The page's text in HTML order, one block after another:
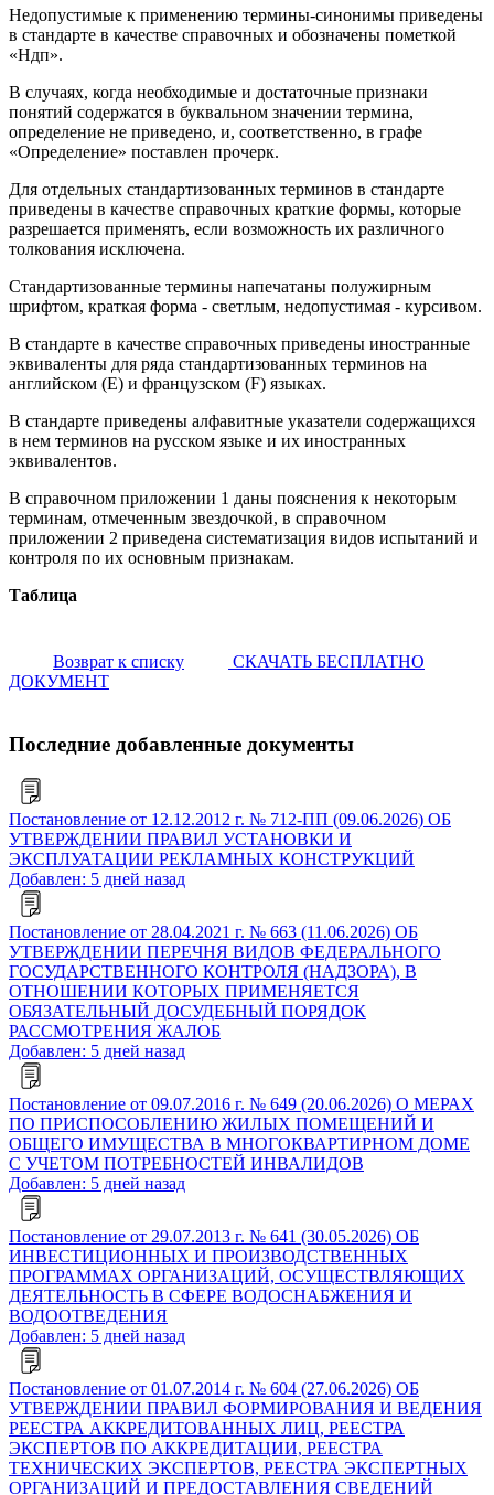
Недопустимые к применению термины-синонимы приведены
в стандарте в качестве справочных и обозначены пометкой
«Ндп».
В случаях, когда необходимые и достаточные признаки
понятий содержатся в буквальном значении термина,
определение не приведено, и, соответственно, в графе
«Определение» поставлен прочерк.
Для отдельных стандартизованных терминов в стандарте
приведены в качестве справочных краткие формы, которые
разрешается применять, если возможность их различного
толкования исключена.
Стандартизованные термины напечатаны полужирным
шрифтом, краткая форма - светлым, недопустимая - курсивом.
В стандарте в качестве справочных приведены иностранные
эквиваленты для ряда стандартизованных терминов на
английском (Е) и французском (F) языках.
В стандарте приведены алфавитные указатели содержащихся
в нем терминов на русском языке и их иностранных
эквивалентов.
В справочном приложении 1 даны пояснения к некоторым
терминам, отмеченным звездочкой, в справочном
приложении 2 приведена систематизация видов испытаний и
контроля по их основным признакам.
Таблица
Возврат к списку
СКАЧАТЬ БЕСПЛАТНО
ДОКУМЕНТ
Последние добавленные документы
Постановление от 12.12.2012 г. № 712-ПП (09.06.2026) ОБ
УТВЕРЖДЕНИИ ПРАВИЛ УСТАНОВКИ И
ЭКСПЛУАТАЦИИ РЕКЛАМНЫХ КОНСТРУКЦИЙ
Добавлен: 5 дней назад
Постановление от 28.04.2021 г. № 663 (11.06.2026) ОБ
УТВЕРЖДЕНИИ ПЕРЕЧНЯ ВИДОВ ФЕДЕРАЛЬНОГО
ГОСУДАРСТВЕННОГО КОНТРОЛЯ (НАДЗОРА), В
ОТНОШЕНИИ КОТОРЫХ ПРИМЕНЯЕТСЯ
ОБЯЗАТЕЛЬНЫЙ ДОСУДЕБНЫЙ ПОРЯДОК
РАССМОТРЕНИЯ ЖАЛОБ
Добавлен: 5 дней назад
Постановление от 09.07.2016 г. № 649 (20.06.2026) О МЕРАХ
ПО ПРИСПОСОБЛЕНИЮ ЖИЛЫХ ПОМЕЩЕНИЙ И
ОБЩЕГО ИМУЩЕСТВА В МНОГОКВАРТИРНОМ ДОМЕ
С УЧЕТОМ ПОТРЕБНОСТЕЙ ИНВАЛИДОВ
Добавлен: 5 дней назад
Постановление от 29.07.2013 г. № 641 (30.05.2026) ОБ
ИНВЕСТИЦИОННЫХ И ПРОИЗВОДСТВЕННЫХ
ПРОГРАММАХ ОРГАНИЗАЦИЙ, ОСУЩЕСТВЛЯЮЩИХ
ДЕЯТЕЛЬНОСТЬ В СФЕРЕ ВОДОСНАБЖЕНИЯ И
ВОДООТВЕДЕНИЯ
Добавлен: 5 дней назад
Постановление от 01.07.2014 г. № 604 (27.06.2026) ОБ
УТВЕРЖДЕНИИ ПРАВИЛ ФОРМИРОВАНИЯ И ВЕДЕНИЯ
РЕЕСТРА АККРЕДИТОВАННЫХ ЛИЦ, РЕЕСТРА
ЭКСПЕРТОВ ПО АККРЕДИТАЦИИ, РЕЕСТРА
ТЕХНИЧЕСКИХ ЭКСПЕРТОВ, РЕЕСТРА ЭКСПЕРТНЫХ
ОРГАНИЗАЦИЙ И ПРЕДОСТАВЛЕНИЯ СВЕДЕНИЙ